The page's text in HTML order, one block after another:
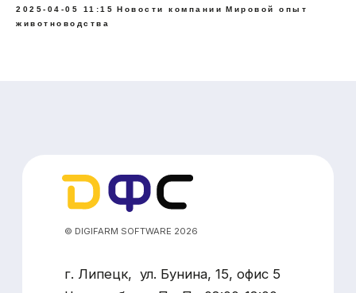
2025-04-05 11:15 Новости компании Мировой опыт
животноводства
Бесплатный аудит фермы
Техподдержка HeaTime PRO+
Загрузка контрольных доек
Решение оперативных вопросов